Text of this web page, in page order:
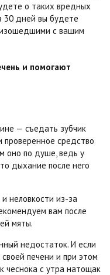
о таких вредных
30 дней вы будете
с вашим
и помогают
— съедать зубчик
проверенное средство
оно по душе, ведь у
дыхание после него
неловкости из-за
вам после
мяты.
недостаток. И если
печени и при этом
чеснока с утра натощак